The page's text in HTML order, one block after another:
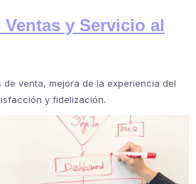
y Servicio al
venta, mejora de la experiencia del
y fidelización.